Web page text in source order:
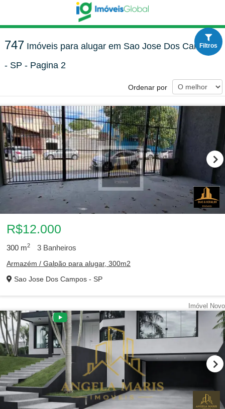
747 Imóveis para alugar em Sao Jose Dos Campos
- SP - Pagina 2
Ordenar por
R$12.000
300 m2 3 Banheiros
Armazém / Galpão para alugar, 300m2
Sao Jose Dos Campos - SP
Imóvel Novo
Filtros